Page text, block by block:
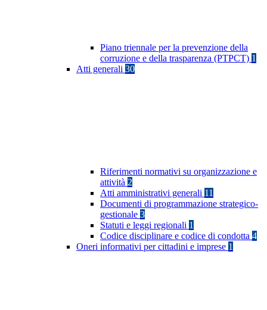
Piano triennale per la prevenzione della
corruzione e della trasparenza (PTPCT) 1
Atti generali 30
Riferimenti normativi su organizzazione e
attività 2
Atti amministrativi generali 11
Documenti di programmazione strategico-
gestionale 3
Statuti e leggi regionali 1
Codice disciplinare e codice di condotta 4
Oneri informativi per cittadini e imprese 1